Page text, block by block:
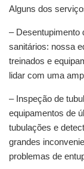
Alguns dos
– Desentupimento
sanitários: nossa
treinados e
lidar com uma
– Inspeção de
equipamentos de
tubulações e
grandes
problemas de